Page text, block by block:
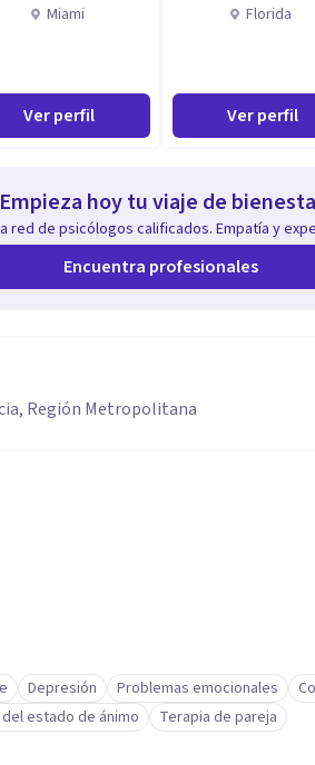
Miami
Ver perfil
Florida
Ver perfil
Empieza hoy tu viaje de
red de psicólogos calificados. Empatía y
Encuentra profesionales
Región Metropolitana
Depresión Problemas emocionales
estado de ánimo Terapia de pareja